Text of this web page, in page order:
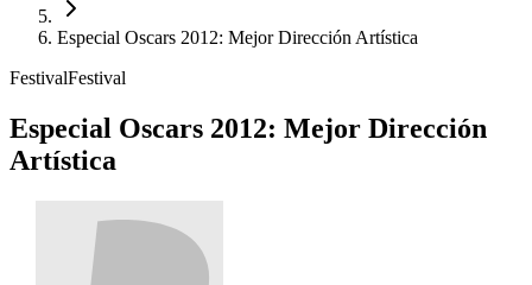
Especial Oscars 2012: Mejor Dirección Artística
FestivalFestival
Especial Oscars 2012: Mejor Dirección
Artística